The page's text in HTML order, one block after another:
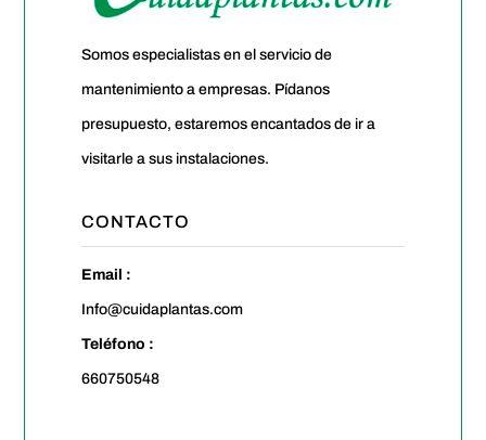
Somos especialistas en el servicio de
mantenimiento a empresas. Pídanos
presupuesto, estaremos encantados de ir a
visitarle a sus instalaciones.
CONTACTO
Email :
Info@cuidaplantas.com
Teléfono :
660750548